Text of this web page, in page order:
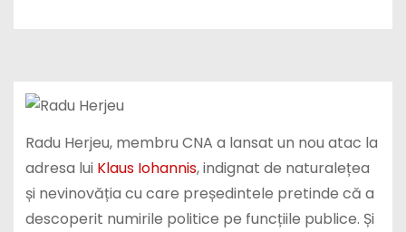
Radu Herjeu, membru CNA a lansat un nou atac la
adresa lui Klaus Iohannis, indignat de naturalețea
și nevinovăția cu care președintele pretinde că a
descoperit numirile politice pe funcțiile publice. Și